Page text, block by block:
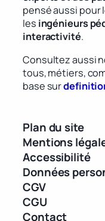
pensé aussi pour
les ingénieurs
interactivité.
Consultez aussi
tous, métiers,
base sur
Plan du site
Mentions
Accessibilité
Données
CGV
CGU
Contact